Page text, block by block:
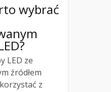
wybrać
LED ze
źródłem
z